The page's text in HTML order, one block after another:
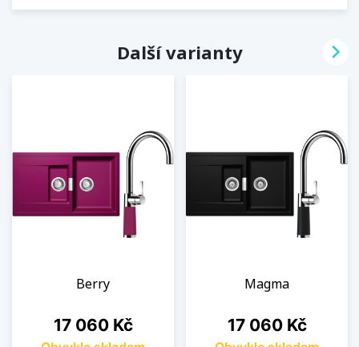
Další varianty
Berry
Cena
17 060 Kč
Magma
Cena
17 060 Kč
